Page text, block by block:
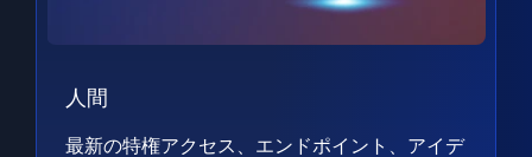
人間
最新の特権アクセス、エンドポイント、アイデ